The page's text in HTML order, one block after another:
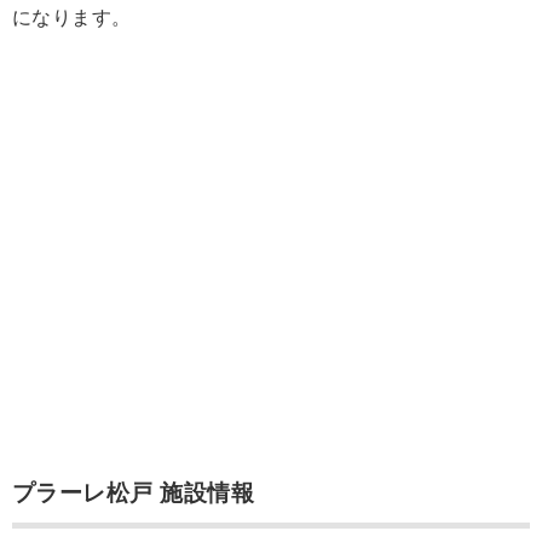
になります。
プラーレ松戸 施設情報